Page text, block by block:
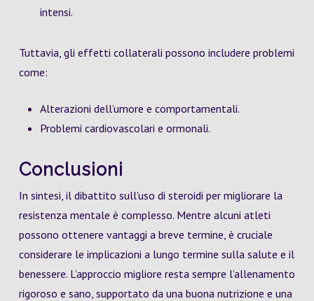
intensi.
Tuttavia, gli effetti collaterali possono includere problemi
come:
Alterazioni dell’umore e comportamentali.
Problemi cardiovascolari e ormonali.
Conclusioni
In sintesi, il dibattito sull’uso di steroidi per migliorare la
resistenza mentale è complesso. Mentre alcuni atleti
possono ottenere vantaggi a breve termine, è cruciale
considerare le implicazioni a lungo termine sulla salute e il
benessere. L’approccio migliore resta sempre l’allenamento
rigoroso e sano, supportato da una buona nutrizione e una